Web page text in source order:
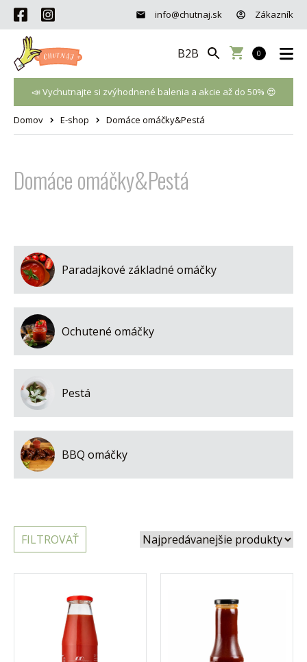
info@chutnaj.sk Zákazník
B2B 0
📣 Vychutnajte si zvýhodnené balenia a akcie až do 50% 😍
Domov E-shop Domáce omáčky&Pestá
Domáce omáčky&Pestá
Paradajkové základné omáčky
Ochutené omáčky
Pestá
BBQ omáčky
FILTROVAŤ